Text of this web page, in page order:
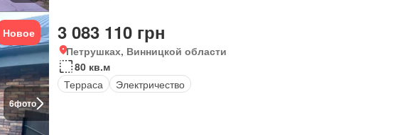
6фото
Новое 3 083 110 грн
Петрушках, Винницкой области
80 кв.м
Терраса
Электричество